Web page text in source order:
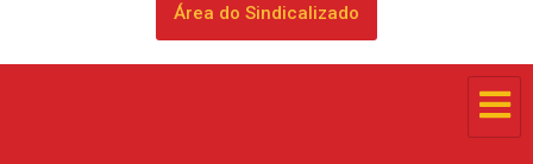
Área do Sindicalizado